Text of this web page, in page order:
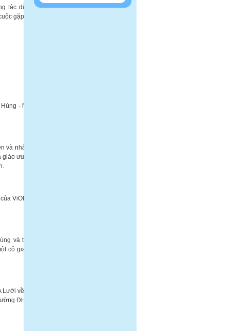
tác dừng
gặp gỡ
- Ngô
và nhất là
ưu tú :
ViOLET
và thầy
cô giáo...
về, và
ĐHSP